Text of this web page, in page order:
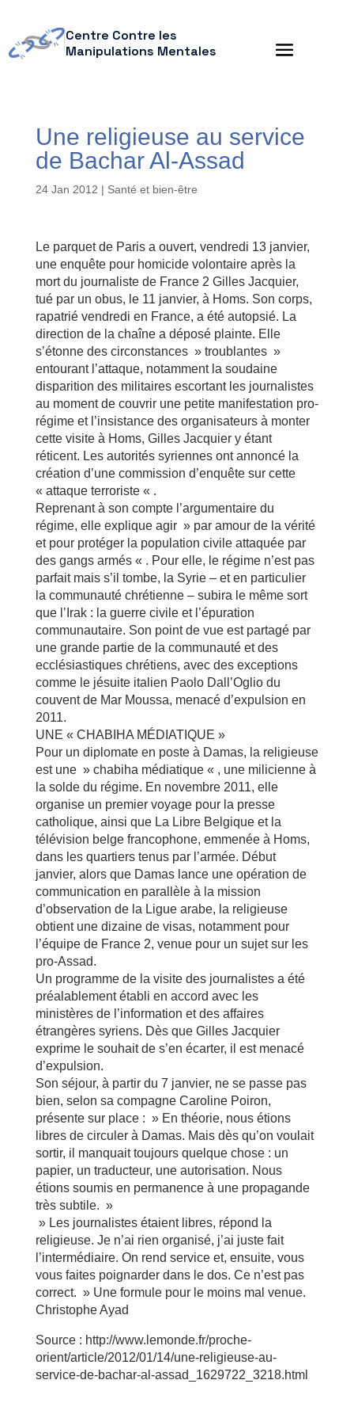
Centre Contre les
Manipulations Mentales
Une religieuse au service
de Bachar Al-Assad
24 Jan 2012 | Santé et bien-être
Le parquet de Paris a ouvert, vendredi 13 janvier,
une enquête pour homicide volontaire après la
mort du journaliste de France 2 Gilles Jacquier,
tué par un obus, le 11 janvier, à Homs. Son corps,
rapatrié vendredi en France, a été autopsié. La
direction de la chaîne a déposé plainte. Elle
s’étonne des circonstances » troublantes »
entourant l’attaque, notamment la soudaine
disparition des militaires escortant les journalistes
au moment de couvrir une petite manifestation pro-
régime et l’insistance des organisateurs à monter
cette visite à Homs, Gilles Jacquier y étant
réticent. Les autorités syriennes ont annoncé la
création d’une commission d’enquête sur cette
« attaque terroriste « .
Reprenant à son compte l’argumentaire du
régime, elle explique agir » par amour de la vérité
et pour protéger la population civile attaquée par
des gangs armés « . Pour elle, le régime n’est pas
parfait mais s’il tombe, la Syrie – et en particulier
la communauté chrétienne – subira le même sort
que l’Irak : la guerre civile et l’épuration
communautaire. Son point de vue est partagé par
une grande partie de la communauté et des
ecclésiastiques chrétiens, avec des exceptions
comme le jésuite italien Paolo Dall’Oglio du
couvent de Mar Moussa, menacé d’expulsion en
2011.
UNE « CHABIHA MÉDIATIQUE »
Pour un diplomate en poste à Damas, la religieuse
est une » chabiha médiatique « , une milicienne à
la solde du régime. En novembre 2011, elle
organise un premier voyage pour la presse
catholique, ainsi que La Libre Belgique et la
télévision belge francophone, emmenée à Homs,
dans les quartiers tenus par l’armée. Début
janvier, alors que Damas lance une opération de
communication en parallèle à la mission
d’observation de la Ligue arabe, la religieuse
obtient une dizaine de visas, notamment pour
l’équipe de France 2, venue pour un sujet sur les
pro-Assad.
Un programme de la visite des journalistes a été
préalablement établi en accord avec les
ministères de l’information et des affaires
étrangères syriens. Dès que Gilles Jacquier
exprime le souhait de s’en écarter, il est menacé
d’expulsion.
Son séjour, à partir du 7 janvier, ne se passe pas
bien, selon sa compagne Caroline Poiron,
présente sur place : » En théorie, nous étions
libres de circuler à Damas. Mais dès qu’on voulait
sortir, il manquait toujours quelque chose : un
papier, un traducteur, une autorisation. Nous
étions soumis en permanence à une propagande
très subtile. »
» Les journalistes étaient libres, répond la
religieuse. Je n’ai rien organisé, j’ai juste fait
l’intermédiaire. On rend service et, ensuite, vous
vous faites poignarder dans le dos. Ce n’est pas
correct. » Une formule pour le moins mal venue.
Christophe Ayad
Source : http://www.lemonde.fr/proche-
orient/article/2012/01/14/une-religieuse-au-
service-de-bachar-al-assad_1629722_3218.html